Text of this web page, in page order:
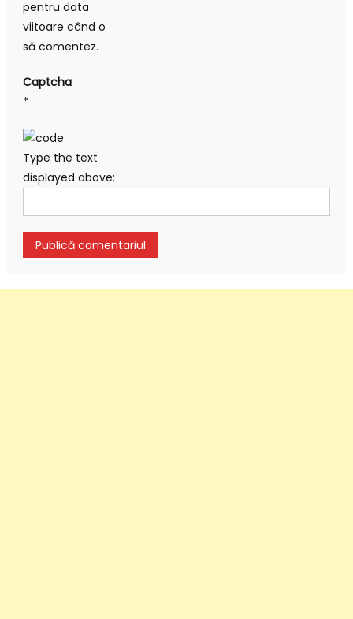
pentru data
viitoare când o
să comentez.
Captcha
*
Type the text
displayed above: